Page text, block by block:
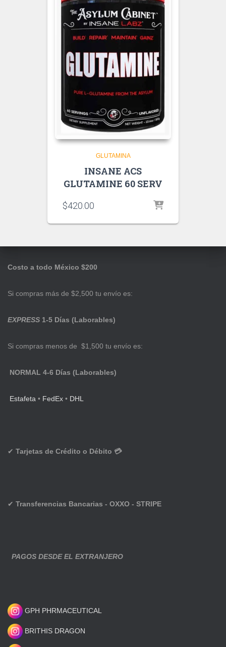
GLUTAMINA
INSANE ACS
GLUTAMINE 60 SERV
$420.00
Costo a todo México $200
Si compras más de $2,500 tu envío es:
EXPRESS 1-5 Días (Laborables)
Si compras menos de $1,500 tu envío es:
NORMAL 4-6 Días (Laborables)
Estafeta • FedEx • DHL
✔ Tarjetas de Crédito o Débito 💳
✔ Transferencias Bancarias - OXXO - STRIPE
PAGOS DESDE EL EXTRANJERO
GPH PHRMACEUTICAL
BRITHIS DRAGON